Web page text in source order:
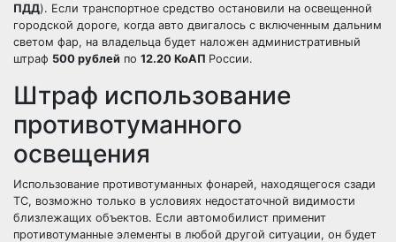
ПДД). Если транспортное средство остановили на освещенной
городской дороге, когда авто двигалось с включенным дальним
светом фар, на владельца будет наложен административный
штраф 500 рублей по 12.20 КоАП России.
Штраф использование
противотуманного
освещения
Использование противотуманных фонарей, находящегося сзади
ТС, возможно только в условиях недостаточной видимости
близлежащих объектов. Если автомобилист применит
противотуманные элементы в любой другой ситуации, он будет